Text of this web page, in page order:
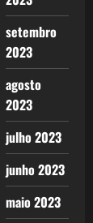
setembro
2023
agosto
2023
julho 2023
junho 2023
maio 2023